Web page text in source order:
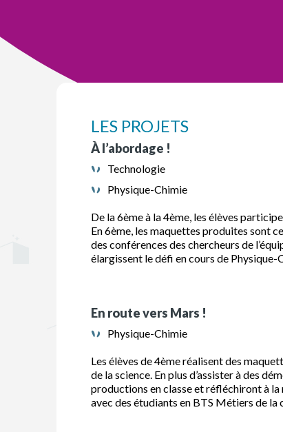
LES PROJETS
À l’abordage !
Technologie
Physique-Chimie
De la 6ème à la 4ème, les élèves
En 6ème, les maquettes produites sont
des conférences des chercheurs de
élargissent le défi en cours de Physique-
En route vers Mars !
Physique-Chimie
Les élèves de 4ème réalisent des
de la science. En plus d’assister à des
productions en classe et réfléchiront à
avec des étudiants en BTS Métiers de la